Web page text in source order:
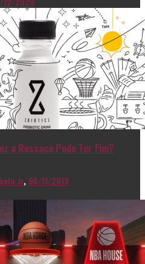
a Ressaca Pode Ter Fim?
Jr, 06/11/2019